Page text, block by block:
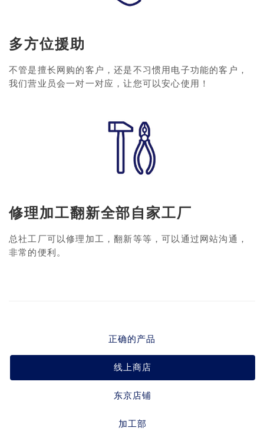
多方位援助
不管是擅长网购的客户，还是不习惯用电子功能的客户，
我们营业员会一对一对应，让您可以安心使用！
修理加工翻新全部自家工厂
总社工厂可以修理加工，翻新等等，可以通过网站沟通，
非常的便利。
正确的产品
线上商店
东京店铺
加工部